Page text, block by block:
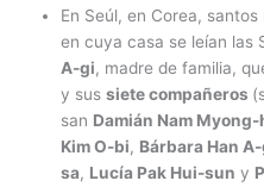
En Seúl, en Corea,
en cuya casa se leían las
A-gi, madre de familia,
y sussiete compañeros
san Damián Nam Myong-
Kim O-bi, Bárbara Han
sa, Lucía Pak Hui-sun y